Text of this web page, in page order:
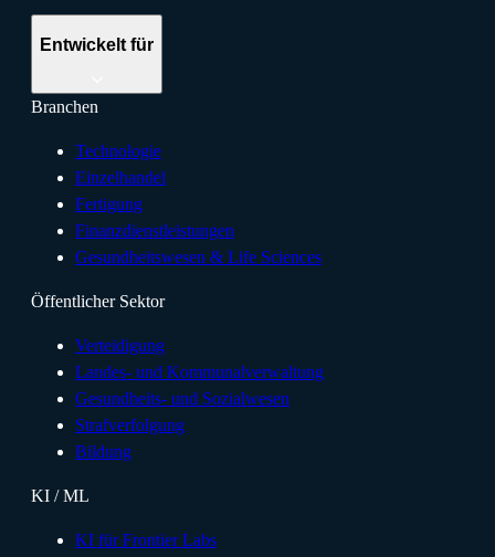
Entwickelt für
Branchen
Technologie
Einzelhandel
Fertigung
Finanzdienstleistungen
Gesundheitswesen & Life Sciences
Öffentlicher Sektor
Verteidigung
Landes- und Kommunalverwaltung
Gesundheits- und Sozialwesen
Strafverfolgung
Bildung
KI / ML
KI für Frontier Labs